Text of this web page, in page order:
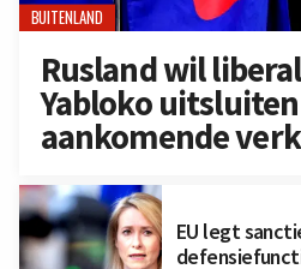
BUITENLAND
Rusland wil
Yabloko
aankomende
EU legt